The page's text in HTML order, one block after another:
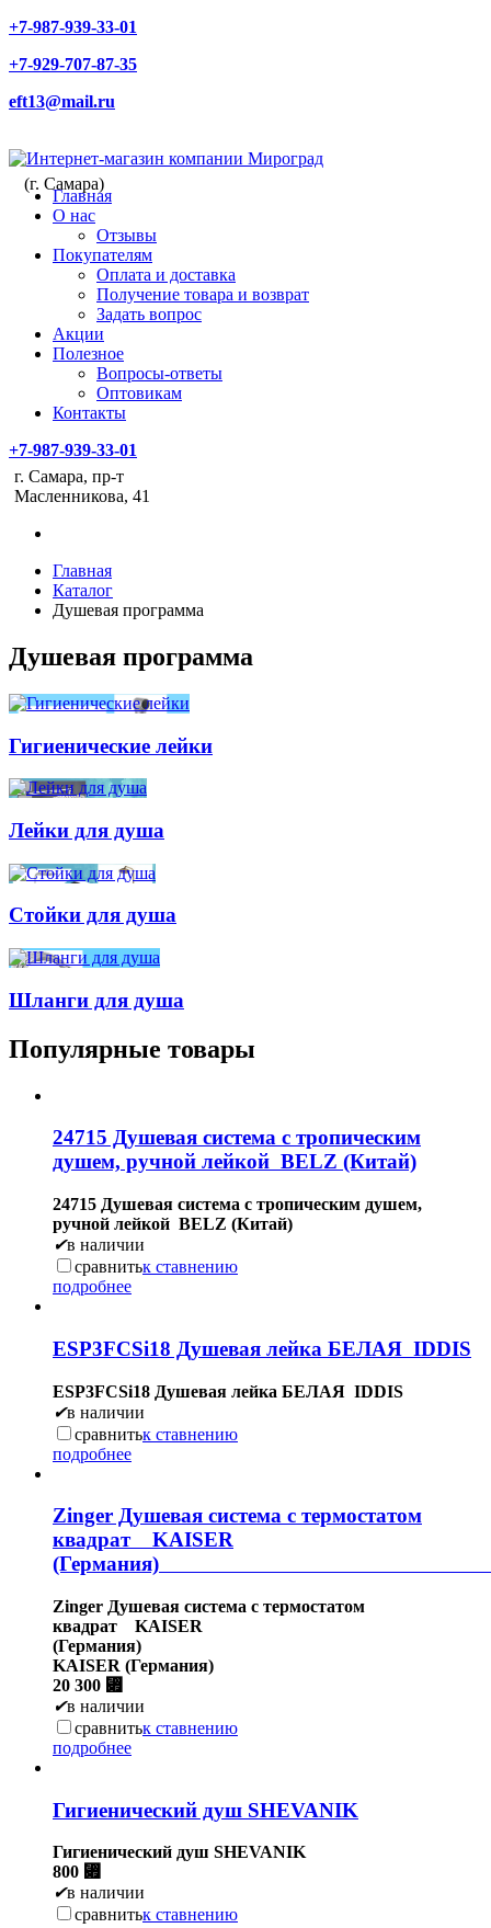
+7-987-939-33-01
+7-929-707-87-35
eft13@mail.ru
(г. Самара)
Главная
О нас
Отзывы
Покупателям
Оплата и доставка
Получение товара и возврат
Задать вопрос
Акции
Полезное
Вопросы-ответы
Оптовикам
Контакты
+7-987-939-33-01
г. Самара, пр-т
Масленникова, 41
Главная
Каталог
Душевая программа
Душевая программа
Гигиенические лейки
Лейки для душа
Стойки для душа
Шланги для душа
Популярные товары
24715 Душевая система с тропическим
душем, ручной лейкой BELZ (Китай)
24715 Душевая система с тропическим душем,
ручной лейкой BELZ (Китай)
✔в наличии
сравнитьк ставнению
подробнее
ESP3FCSi18 Душевая лейка БЕЛАЯ IDDIS
ESP3FCSi18 Душевая лейка БЕЛАЯ IDDIS
✔в наличии
сравнитьк ставнению
подробнее
Zinger Душевая система с термостатом
квадрат KAISER
Zinger Душевая система с термостатом
квадрат KAISER
KAISER (Германия)
20 300 ⃏
✔в наличии
сравнитьк ставнению
подробнее
Гигиенический душ SHEVANIK
Гигиенический душ SHEVANIK
800 ⃏
✔в наличии
сравнитьк ставнению